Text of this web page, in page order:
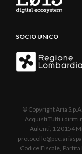
SOCIO UNICO
© Copyright Aria
Acquisti Tutti i
Aulenti, 1
Codice Fiscale,